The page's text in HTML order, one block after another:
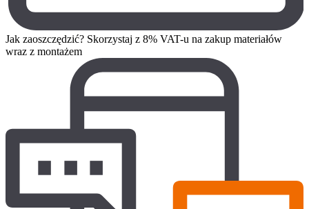
Jak zaoszczędzić? Skorzystaj z 8% VAT-u na zakup materiałów
wraz z montażem